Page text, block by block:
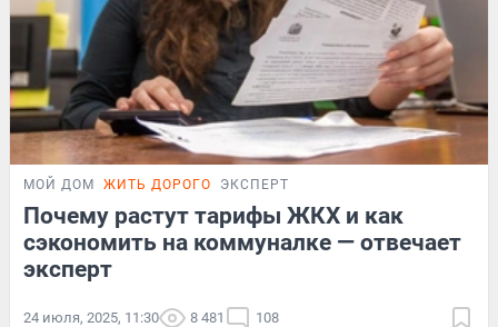
МОЙ ДОМ ЖИТЬ ДОРОГО ЭКСПЕРТ
Почему растут тарифы ЖКХ и как
сэкономить на коммуналке — отвечает
эксперт
24 июля, 2025, 11:30 8 481 108